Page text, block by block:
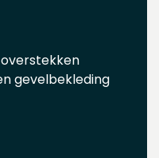
gevelbekleding